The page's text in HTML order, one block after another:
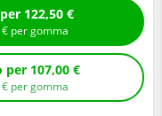
Compra con montaggio per 122,50 €
€ per gomma
Compra senza montaggio per 107,00 €
€ per gomma